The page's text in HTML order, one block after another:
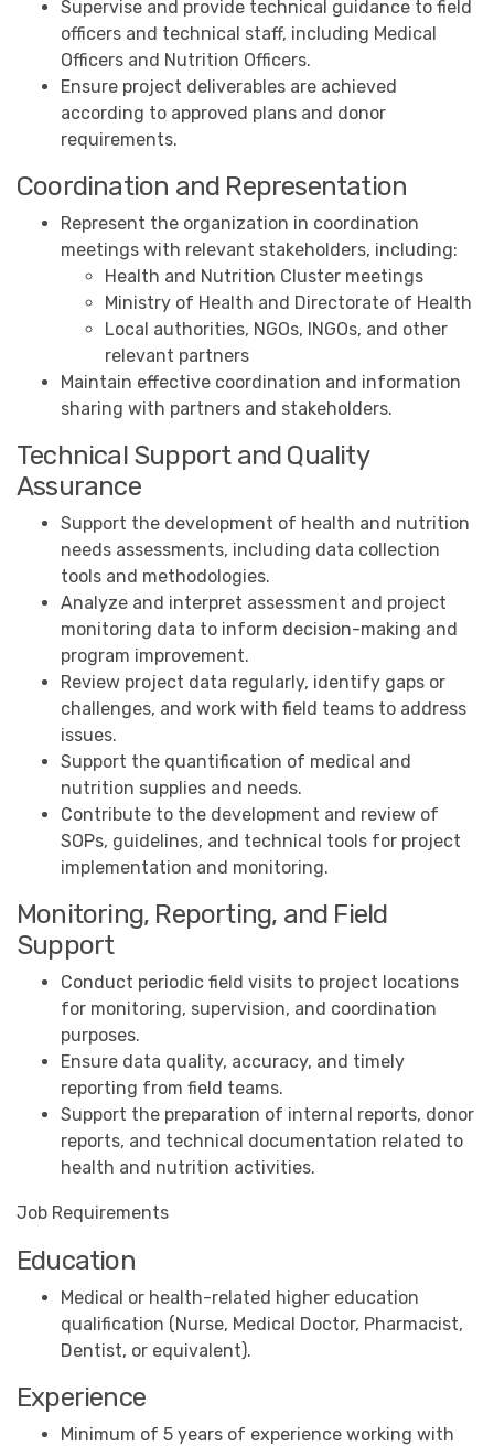
Supervise and provide technical guidance to field
officers and technical staff, including Medical
Officers and Nutrition Officers.
Ensure project deliverables are achieved
according to approved plans and donor
requirements.
Coordination and Representation
Represent the organization in coordination
meetings with relevant stakeholders, including:
Health and Nutrition Cluster meetings
Ministry of Health and Directorate of Health
Local authorities, NGOs, INGOs, and other
relevant partners
Maintain effective coordination and information
sharing with partners and stakeholders.
Technical Support and Quality
Assurance
Support the development of health and nutrition
needs assessments, including data collection
tools and methodologies.
Analyze and interpret assessment and project
monitoring data to inform decision-making and
program improvement.
Review project data regularly, identify gaps or
challenges, and work with field teams to address
issues.
Support the quantification of medical and
nutrition supplies and needs.
Contribute to the development and review of
SOPs, guidelines, and technical tools for project
implementation and monitoring.
Monitoring, Reporting, and Field
Support
Conduct periodic field visits to project locations
for monitoring, supervision, and coordination
purposes.
Ensure data quality, accuracy, and timely
reporting from field teams.
Support the preparation of internal reports, donor
reports, and technical documentation related to
health and nutrition activities.
Job Requirements
Education
Medical or health-related higher education
qualification (Nurse, Medical Doctor, Pharmacist,
Dentist, or equivalent).
Experience
Minimum of 5 years of experience working with